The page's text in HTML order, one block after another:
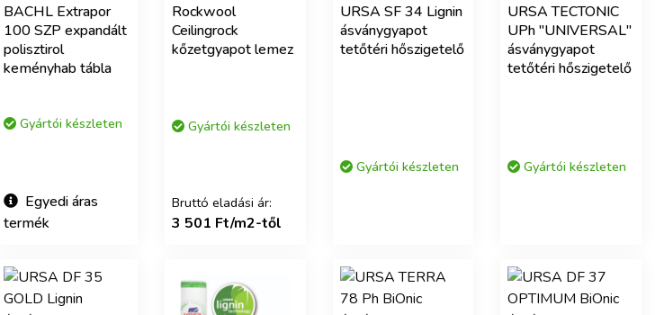
BACHL Extrapor
100 SZP expandált
polisztirol
keményhab tábla
Gyártói készleten
Egyedi áras
termék
Rockwool
Ceilingrock
kőzetgyapot lemez
Gyártói készleten
Bruttó eladási ár:
3 501 Ft/m2-től
URSA SF 34 Lignin
ásványgyapot
tetőtéri hőszigetelő
Gyártói készleten
URSA TECTONIC
UPh "UNIVERSAL"
ásványgyapot
tetőtéri hőszigetelő
Gyártói készleten